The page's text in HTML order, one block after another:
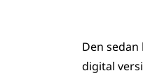
Den
digital